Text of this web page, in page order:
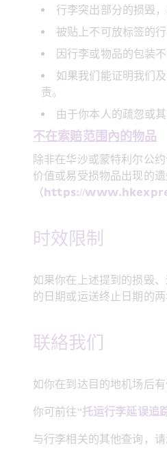
行李突出部分的损毁
被贴上不可放标签的行
因行李或物品的包装
如果我们能证明我们
责。
由于你本人的疏忽或
不在索赔范围內的物品
除非在华沙或蒙特利尔公
价值或易受损物品出现的
（https://
时效限制
如果你在上述提到的损毁
的日期或运送终止日期的
联絡我们
如你在到达目的地机场后
你可前往“托运行李延误追
与行李相关的其他查询，